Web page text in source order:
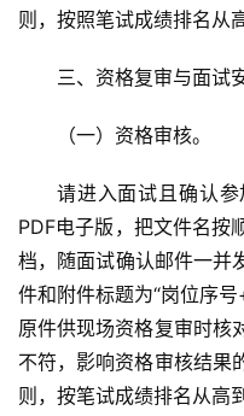
则，按照笔试成绩排名从
三、资格复审与面试
（一）资格审核。
请进入面试且确认
PDF电子版，把文件名按
档，随面试确认邮件一并
件和附件标题为“岗位序
原件供现场资格复审时核
不符，影响资格审核结果
则，按笔试成绩排名从高